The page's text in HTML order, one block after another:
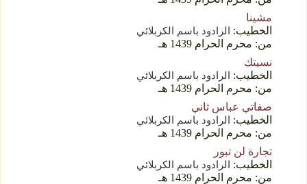
مشينا
الخطيب: الرادود باسم الكربلائي
من: محرم الحرام 1439 هـ
نسيتك
الخطيب: الرادود باسم الكربلائي
من: محرم الحرام 1439 هـ
صفاتي عباس ثاني
الخطيب: الرادود باسم الكربلائي
من: محرم الحرام 1439 هـ
تجارة لن تبور
الخطيب: الرادود باسم الكربلائي
من: محرم الحرام 1439 هـ